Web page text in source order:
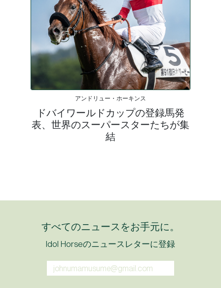
アンドリュー・ホーキンス
ドバイワールドカップの登録馬発
表、世界のスーパースターたちが集
結
すべてのニュースをお手元に。
Idol Horseのニュースレターに登録